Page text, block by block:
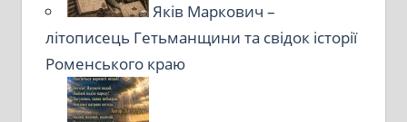
Яків Маркович –
літописець Гетьманщини та свідок історії
Роменського краю